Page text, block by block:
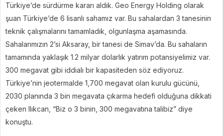
Türkiye’de sürdürme kararı aldık. Geo Energy Holding olarak
şuan Türkiye’de 6 lisanlı sahamız var. Bu sahalardan 3 tanesinin
teknik çalışmalarını tamamladık, olgunlaşma aşamasında.
Sahalarımızın 2’si Aksaray, bir tanesi de Simav’da. Bu sahaların
tamamında yaklaşık 1.2 milyar dolarlık yatırım potansiyelimiz var.
300 megavat gibi iddialı bir kapasiteden söz ediyoruz.
Türkiye’nin jeotermalde 1,700 megavat olan kurulu gücünü,
2030 planında 3 bin megavata çıkarma hedefi olduğuna dikkati
çeken Ilıkcan, “Biz o 3 binin, 300 megavatına talibiz” diye
konuştu.